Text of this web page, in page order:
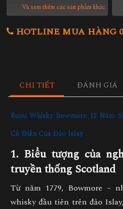
Và xem thêm các sản phẩm khác
HOTLINE MUA HÀNG
CHI TIẾT ĐÁNH GIÁ
Rượu Whisky Bowmore 12 Năm
Cổ Điển Của Đảo Islay
1. Biểu tượng của
truyền thống Scotland
Từ năm 1779, Bowmore –
whisky đầu tiên trên đảo